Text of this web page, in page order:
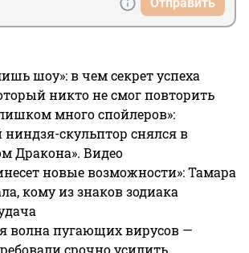
шоу»: в чем секрет успеха
никто не смог повторить
много спойлеров»:
ниндзя-скульптор снялся в
Дракона». Видео
новые возможности»: Тамара
кому из знаков зодиака
волна пугающих вирусов —
срочно усилить